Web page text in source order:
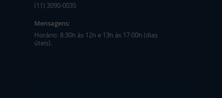
(11) 3090-0035
Mensagens:
Horário: 8:30h às 12h e 13h às 17:00h (dias
úteis).